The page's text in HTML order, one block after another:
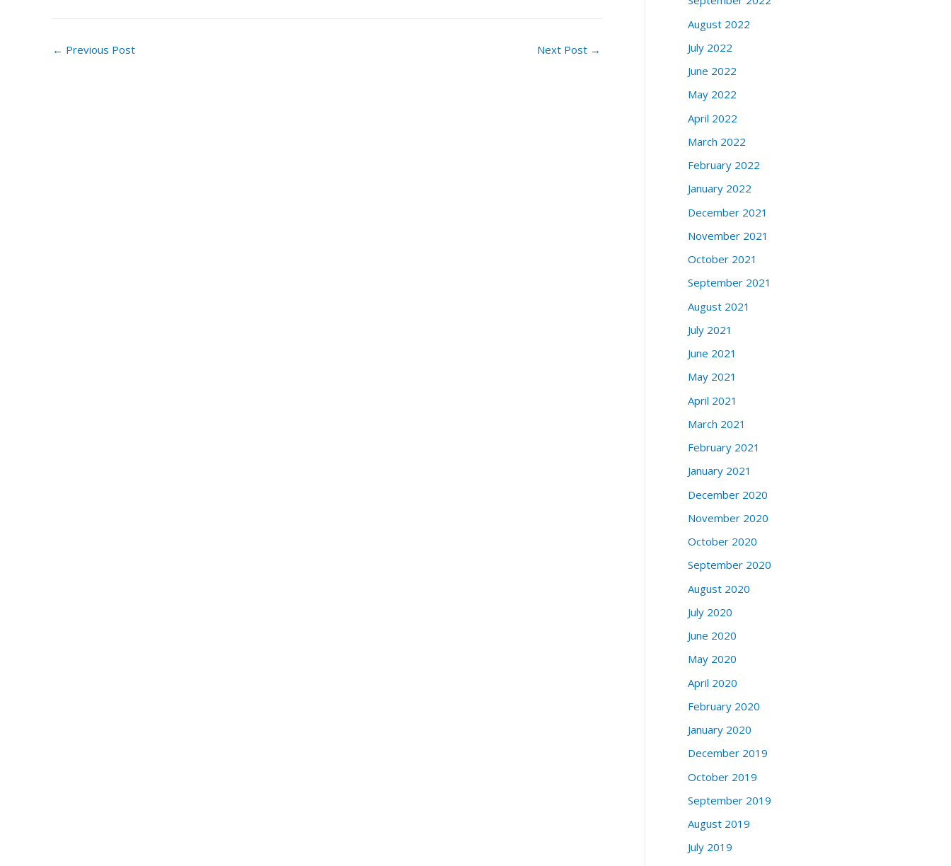
← Previous Post Next Post →
August 2022
July 2022
June 2022
May 2022
April 2022
March 2022
February 2022
January 2022
December 2021
November 2021
October 2021
September 2021
August 2021
July 2021
June 2021
May 2021
April 2021
March 2021
February 2021
January 2021
December 2020
November 2020
October 2020
September 2020
August 2020
July 2020
June 2020
May 2020
April 2020
February 2020
January 2020
December 2019
October 2019
September 2019
August 2019
July 2019